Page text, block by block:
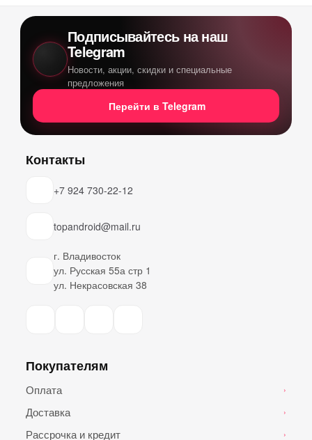
Подписывайтесь на наш
Telegram
Новости, акции, скидки и специальные
предложения
Перейти в Telegram
Контакты
+7 924 730-22-12
topandroid@mail.ru
г. Владивосток
ул. Русская 55а стр 1
ул. Некрасовская 38
Покупателям
Оплата ›
Доставка ›
Рассрочка и кредит ›